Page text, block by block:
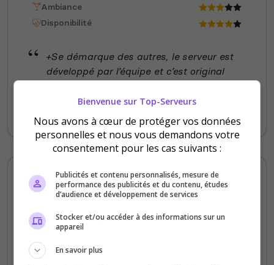
Ambiance
Disponibilité
+Se démarque des autres, le serveur est
développé par l’équipe et c’est original
me répondre en mp. -Manqué de joueurs
lors de mes venues
Alex Alex
5/5
Staff du serveur
Bienvenue sur Top-Serveurs
Nous avons à cœur de protéger vos données
personnelles et nous vous demandons votre
consentement pour les cas suivants :
Publicités et contenu personnalisés, mesure de
performance des publicités et du contenu, études
d’audience et développement de services
Stocker et/ou accéder à des informations sur un
appareil
En savoir plus